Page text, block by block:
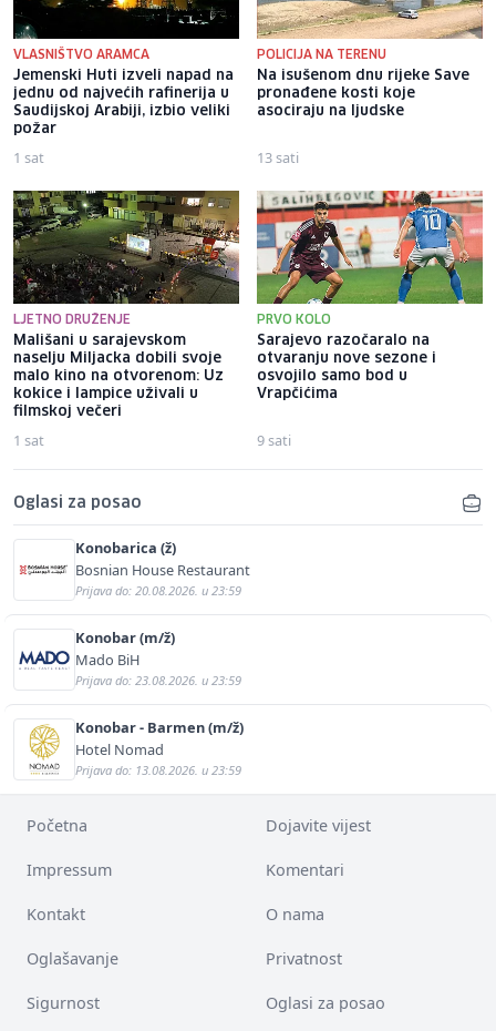
VLASNIŠTVO ARAMCA
Jemenski Huti izveli napad na
jednu od najvećih rafinerija u
Saudijskoj Arabiji, izbio veliki
požar
1 sat
POLICIJA NA TERENU
Na isušenom dnu rijeke Save
pronađene kosti koje
asociraju na ljudske
13 sati
LJETNO DRUŽENJE
Mališani u sarajevskom
naselju Miljacka dobili svoje
malo kino na otvorenom: Uz
kokice i lampice uživali u
filmskoj večeri
1 sat
PRVO KOLO
Sarajevo razočaralo na
otvaranju nove sezone i
osvojilo samo bod u
Vrapčićima
9 sati
Oglasi za posao
Konobarica (ž)
Bosnian House Restaurant
Prijava do: 20.08.2026. u 23:59
Konobar (m/ž)
Mado BiH
Prijava do: 23.08.2026. u 23:59
Konobar - Barmen (m/ž)
Hotel Nomad
Prijava do: 13.08.2026. u 23:59
Početna Dojavite vijest
Impressum Komentari
Kontakt O nama
Oglašavanje Privatnost
Sigurnost Oglasi za posao